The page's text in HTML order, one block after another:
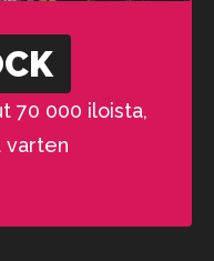
70 000 iloista,
varten